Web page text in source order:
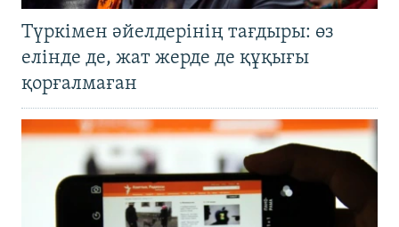
Түркімен әйелдерінің тағдыры: өз
елінде де, жат жерде де құқығы
қорғалмаған